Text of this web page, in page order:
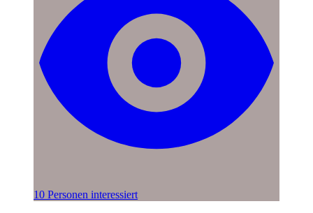
10 Personen interessiert